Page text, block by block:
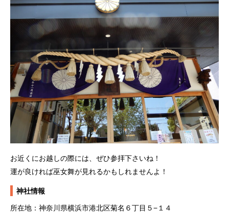
お近くにお越しの際には、ぜひ参拝下さいね！
運が良ければ巫女舞が見れるかもしれませんよ！
神社情報
所在地：神奈川県横浜市港北区菊名６丁目５−１４